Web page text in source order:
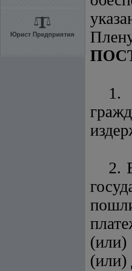
Юрист Предприятия
1.
2.
(или)
(или)